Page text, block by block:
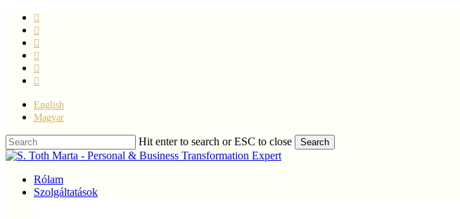
Skip
main
content
facebook
linkedin
youtube
instagram
phone
email
English
Magyar
Hit enter to search or ESC to close Search
Close
Menu
Rólam
Szolgáltatások